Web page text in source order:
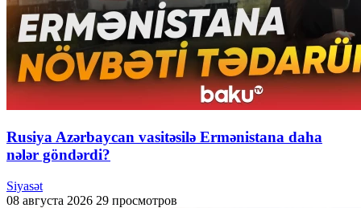
Rusiya Azərbaycan vasitəsilə Ermənistana daha
nələr göndərdi?
Siyasət
08 августа 2026 29 просмотров